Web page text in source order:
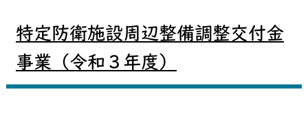
特定防衛施設周辺整備調整交付金
事業（令和３年度）